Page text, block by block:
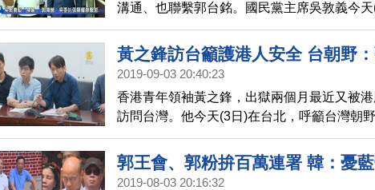
溝通、也聯繫郭台銘。國民黨主席吳敦義今
宣布控告該媒體。不過，郭台銘幕僚表示，
會」，還要國民黨說清楚國台辦的傳言。
黃之鋒訪台籲護港人安全 台朝野
2019-09-03 20:40:23
香港青年領袖黃之鋒，出獄兩個月最近又被
訪問台灣。他今天(3日)在台北，呼籲台灣朝
人道保護港人。民進黨與時代力量表示，支
郭王會、郭粉拚百萬連署 韓：憂
2019-08-03 20:16:32